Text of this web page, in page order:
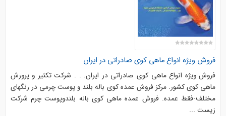
فروش ویژه انواع ماهی کوی صادراتی در ایران
فروش ویژه انواع ماهی کوی صادراتی در ایران. . . شرکت تکثیر و پرورش
ماهی کوی کشور. مرکز فروش عمده کوی باله بلند و پوست چرمی در رنگهای
مختلف-فقط عمده. فروش عمده ماهی کوی باله بلندوپوست چرم شرکت
زیست ...